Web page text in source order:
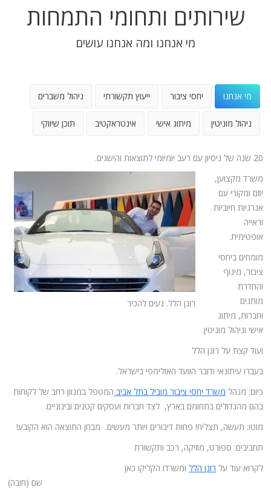
שירותים ותחומי התמחות
מי אנחנו ומה אנחנו עושים
מי אנחנו יחסי ציבור ייעוץ תקשורתי ניהול משברים
ניהול מוניטין מיתוג אישי אינטראקטיב תוכן שיווקי
20 שנה של ניסיון עם רעב יומיומי לתוצאות והישגים.
רונן הלל. נעים להכיר
משרד מקצוען,
יוזם ומקורי עם
אנרגיות חיוביות
וראייה
אופטימית.
מומחים ביחסי
ציבור, מינוף
והחדרת
מותגים
וחברות, מיתוג
אישי וניהול מוניטין.
ועוד קצת על רונן הלל
בעברו עיתונאי ודובר הוועד האולימפי בישראל.
כיום: מנהל משרד יחסי ציבור מוביל בתל אביב המטפל במגוון רחב של לקוחות
בהם מהגדולים בתחומם בארץ, לצד חברות ועסקים קטנים ובינוניים.
מוטו: תעשה, תצליח! פחות דיבורים ויותר מעשים. מבחן התוצאה הוא הקובע!
תחביבים: ספורט, מוזיקה, רכב ותקשורת
לקרוא עוד על רונן הלל ומשרדו הקליקו כאן
שם (חובה)